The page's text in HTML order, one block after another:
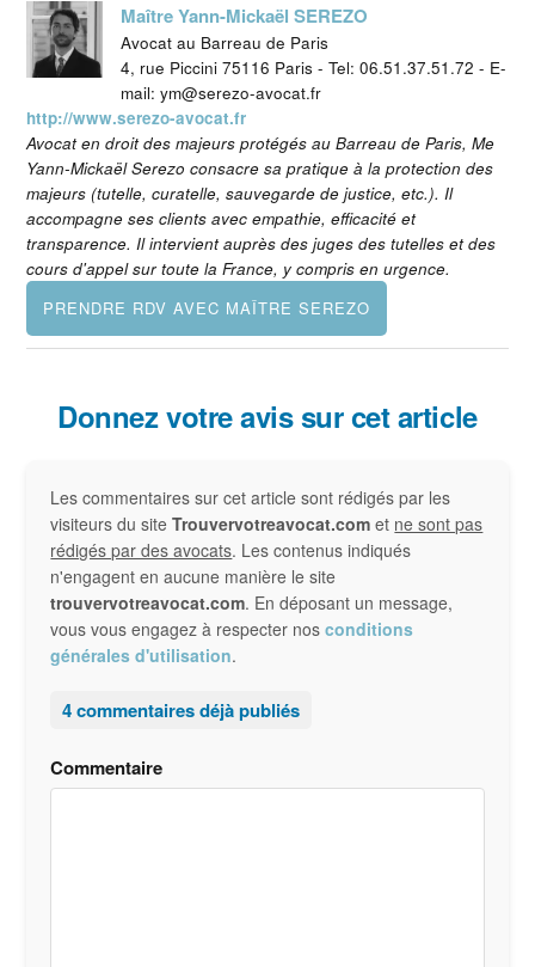
Maître Yann-Mickaël SEREZO
Avocat au Barreau de Paris
4, rue Piccini 75116 Paris - Tel: 06.51.37.51.72 - E-
mail: ym@serezo-avocat.fr
http://www.serezo-avocat.fr
Avocat en droit des majeurs protégés au Barreau de Paris, Me
Yann-Mickaël Serezo consacre sa pratique à la protection des
majeurs (tutelle, curatelle, sauvegarde de justice, etc.). Il
accompagne ses clients avec empathie, efficacité et
transparence. Il intervient auprès des juges des tutelles et des
cours d'appel sur toute la France, y compris en urgence.
Interactions
lecteur
Donnez votre avis sur cet article
Les commentaires sur cet article sont rédigés par les
visiteurs du siteTrouvervotreavocat.com et ne sont pas
rédigés par des avocats. Les contenus indiqués
n'engagent en aucune manière le site
trouvervotreavocat.com. En déposant un message,
vous vous engagez à respecter nosconditions
générales d'utilisation.
4 commentaires déjà publiés
Commentaire